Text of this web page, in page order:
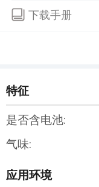
下载手册
特征
是否含电池:
气味:
应用环境